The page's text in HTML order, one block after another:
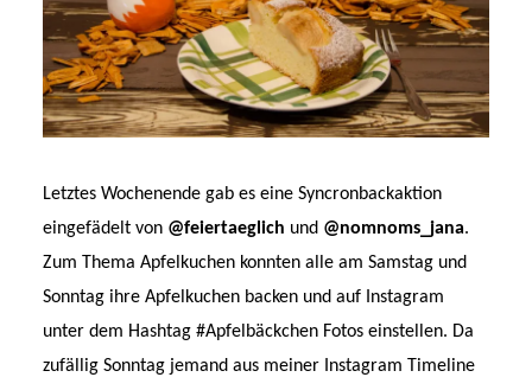
Letztes Wochenende gab es eine Syncronbackaktion
eingefädelt von @feiertaeglich und @nomnoms_jana.
Zum Thema Apfelkuchen konnten alle am Samstag und
Sonntag ihre Apfelkuchen backen und auf Instagram
unter dem Hashtag #Apfelbäckchen Fotos einstellen. Da
zufällig Sonntag jemand aus meiner Instagram Timeline